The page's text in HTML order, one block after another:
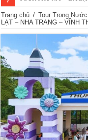
Trang chủ / Tour Trong Nước
LẠT – NHA TRANG – VĨNH